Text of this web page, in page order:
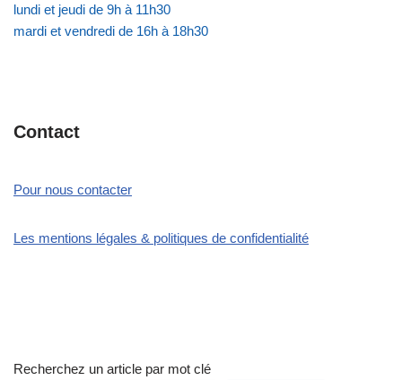
lundi et jeudi de 9h à 11h30
mardi et vendredi de 16h à 18h30
Contact
Pour nous contacter
Les mentions légales & politiques de confidentialité
Recherchez un article par mot clé